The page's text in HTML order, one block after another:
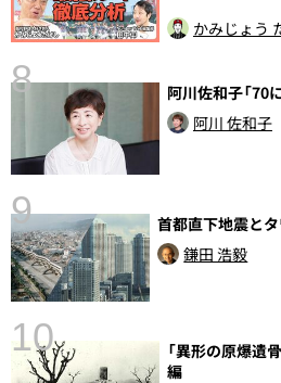
かみじょう
8
阿川佐和子「70
阿川 佐和子
9
首都直下地震と
鎌田 浩毅
10
「異形の原爆遺
編